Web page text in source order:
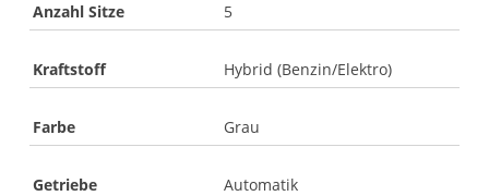
Anzahl Sitze 5
Kraftstoff Hybrid (Benzin/Elektro)
Farbe Grau
Getriebe Automatik